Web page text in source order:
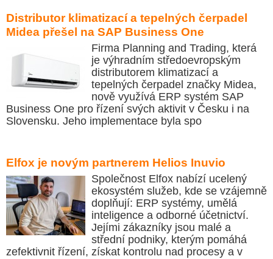
Distributor klimatizací a tepelných čerpadel
Midea přešel na SAP Business One
Firma Planning and Trading, která
je výhradním středoevropským
distributorem klimatizací a
tepelných čerpadel značky Midea,
nově využívá ERP systém SAP
Business One pro řízení svých aktivit v Česku i na
Slovensku. Jeho implementace byla spo
Elfox je novým partnerem Helios Inuvio
Společnost Elfox nabízí ucelený
ekosystém služeb, kde se vzájemně
doplňují: ERP systémy, umělá
inteligence a odborné účetnictví.
Jejími zákazníky jsou malé a
střední podniky, kterým pomáhá
zefektivnit řízení, získat kontrolu nad procesy a v